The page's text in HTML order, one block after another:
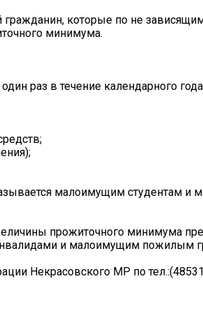
которые по не
минимума.
раз в течение календарного
малоимущим студентам и
прожиточного минимума
и малоимущим пожилым
Некрасовского МР по